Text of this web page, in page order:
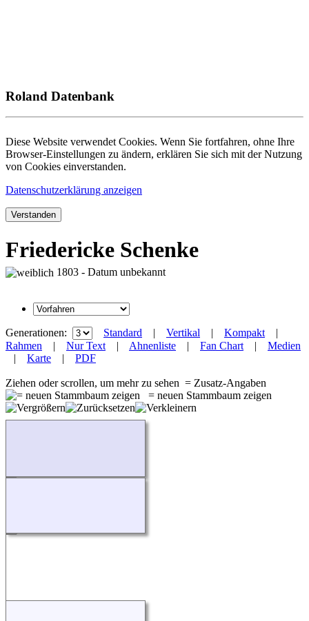
Roland Datenbank
Diese Website verwendet Cookies. Wenn Sie fortfahren, ohne Ihre
Browser-Einstellungen zu ändern, erklären Sie sich mit der Nutzung
von Cookies einverstanden.
Datenschutzerklärung anzeigen
Verstanden
Friedericke Schenke
1803 - Datum unbekannt
Generationen: Standard | Vertikal | Kompakt |
Rahmen | Nur Text | Ahnenliste | Fan Chart | Medien
| Karte | PDF
Ziehen oder scrollen, um mehr zu sehen = Zusatz-Angaben
= neuen Stammbaum zeigen